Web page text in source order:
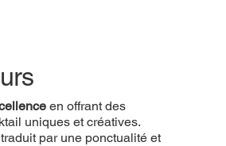
en offrant des
uniques et créatives.
par une ponctualité et